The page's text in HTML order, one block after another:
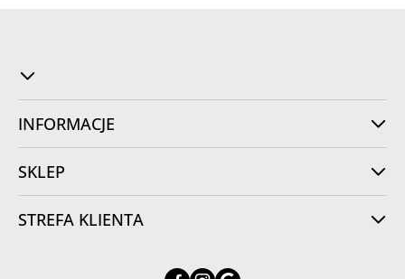
INFORMACJE
SKLEP
STREFA KLIENTA